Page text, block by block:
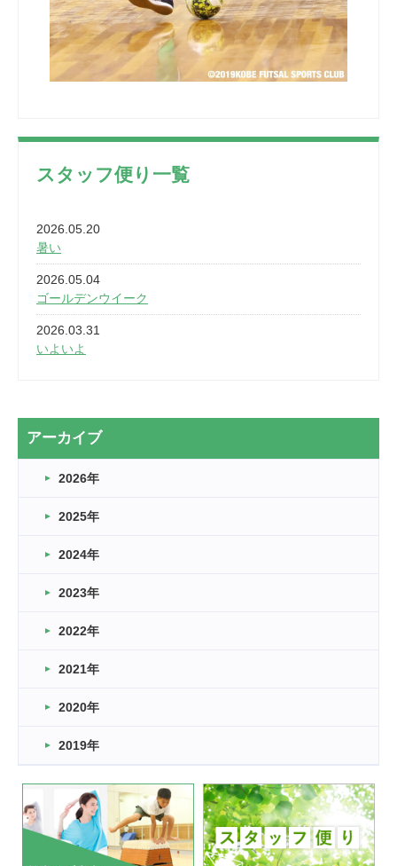
スタッフ便り一覧
2026.05.20
暑い
2026.05.04
ゴールデンウイーク
2026.03.31
いよいよ
2026.03.20
なぎなた
2026.03.16
車いすバスケとRくんのお話
2026.03.14
卒業・卒園の季節★
2026.03.11
緑ケ丘体育館
2022.11.03
緑ケ丘体育館
いたっぼーる大会☆彡
緑ケ丘体育館
2022.07.03
市内総合体育大会が開始
アーカイブ
2026年
2025年
2024年
2023年
2022年
2021年
2020年
2019年